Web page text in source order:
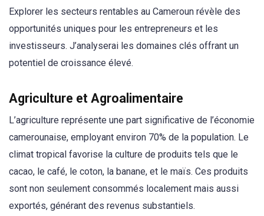
Explorer les secteurs rentables au Cameroun révèle des
opportunités uniques pour les entrepreneurs et les
investisseurs. J’analyserai les domaines clés offrant un
potentiel de croissance élevé.
Agriculture et Agroalimentaire
L’agriculture représente une part significative de l’économie
camerounaise, employant environ 70% de la population. Le
climat tropical favorise la culture de produits tels que le
cacao, le café, le coton, la banane, et le maïs. Ces produits
sont non seulement consommés localement mais aussi
exportés, générant des revenus substantiels.